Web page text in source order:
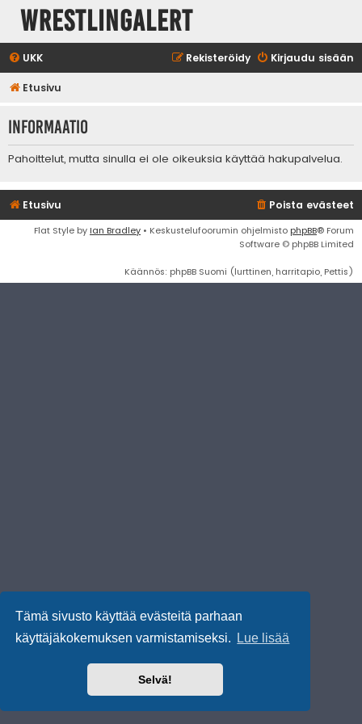
Tämä sivusto käyttää evästeitä parhaan
käyttäjäkokemuksen varmistamiseksi.
Lue lisää
Selvä!
WrestlingAlert
UKK Kirjaudu sisään
Rekisteröidy
Etusivu
Informaatio
Pahoittelut, mutta sinulla ei ole oikeuksia käyttää hakupalvelua.
Etusivu Poista evästeet
Flat Style by Ian Bradley • Keskustelufoorumin ohjelmisto phpBB® Forum
Software © phpBB Limited
Käännös: phpBB Suomi (lurttinen, harritapio, Pettis)